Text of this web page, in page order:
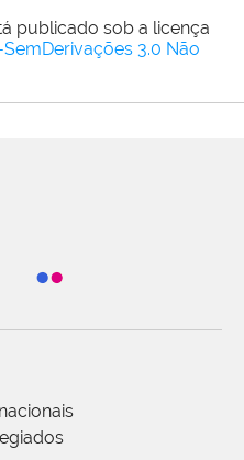
publicado sob a licença
3.0 Não